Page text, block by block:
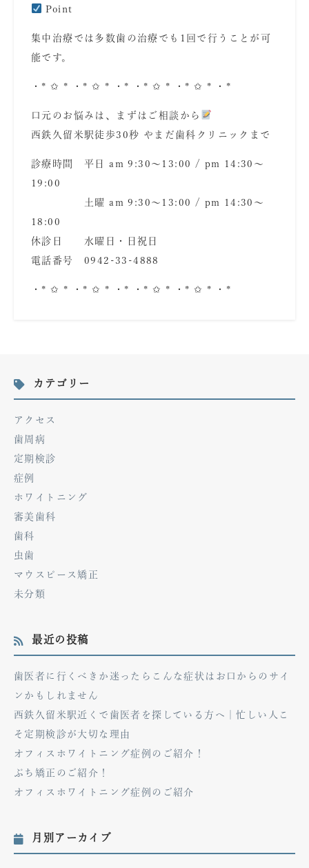
Point
集中治療では多数歯の治療でも 1
回で行うことが可
能です。
・* ✩ * ・* ✩ * ・* ・* ✩ * ・* ✩ * ・*
口元のお悩みは、まずはご相談から
西鉄久留米駅徒歩30秒 やまだ歯科クリニックまで
診療時間 平日 am 9:30〜13:00 / pm 14:30〜
19:00
土曜 am 9:30〜13:00 / pm 14:30〜
18:00
休診日 水曜日・日祝日
電話番号 0942-33-4888
・* ✩ * ・* ✩ * ・* ・* ✩ * ・* ✩ * ・*
カテゴリー
アクセス
歯周病
定期検診
症例
ホワイトニング
審美歯科
歯科
虫歯
マウスピース矯正
未分類
最近の投稿
歯医者に行くべきか迷ったらこんな症状はお口からのサイ
ンかもしれません
西鉄久留米駅近くで歯医者を探している方へ｜忙しい人こ
そ定期検診が大切な理由
オフィスホワイトニング症例のご紹介！
ぷち矯正のご紹介！
オフィスホワイトニング症例のご紹介
月別アーカイブ